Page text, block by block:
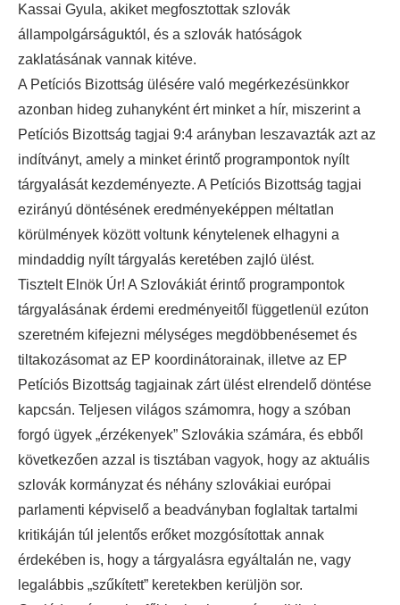
Kassai Gyula, akiket megfosztottak szlovák
állampolgárságuktól, és a szlovák hatóságok
zaklatásának vannak kitéve.
A Petíciós Bizottság ülésére való megérkezésünkkor
azonban hideg zuhanyként ért minket a hír, miszerint a
Petíciós Bizottság tagjai 9:4 arányban leszavazták azt az
indítványt, amely a minket érintő programpontok nyílt
tárgyalását kezdeményezte. A Petíciós Bizottság tagjai
ezirányú döntésének eredményeképpen méltatlan
körülmények között voltunk kénytelenek elhagyni a
mindaddig nyílt tárgyalás keretében zajló ülést.
Tisztelt Elnök Úr! A Szlovákiát érintő programpontok
tárgyalásának érdemi eredményeitől függetlenül ezúton
szeretném kifejezni mélységes megdöbbenésemet és
tiltakozásomat az EP koordinátorainak, illetve az EP
Petíciós Bizottság tagjainak zárt ülést elrendelő döntése
kapcsán. Teljesen világos számomra, hogy a szóban
forgó ügyek „érzékenyek” Szlovákia számára, és ebből
következően azzal is tisztában vagyok, hogy az aktuális
szlovák kormányzat és néhány szlovákiai európai
parlamenti képviselő a beadványban foglaltak tartalmi
kritikáján túl jelentős erőket mozgósítottak annak
érdekében is, hogy a tárgyalásra egyáltalán ne, vagy
legalábbis „szűkített” keretekben kerüljön sor.